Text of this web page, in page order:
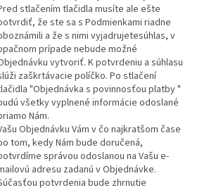
stlačením tlačidla musíte ale ešte
že ste sa s Podmienkami riadne
a že s nimi vyjadrujetesúhlas, v
prípade nebude možné
vytvoriť. K potvrdeniu a súhlasu
zaškrtávacie políčko. Po stlačení
"Objednávka s povinnosťou platby "
všetky vyplnené informácie odoslané
Nám.
Objednávku Vám v čo najkratšom čase
tom, kedy Nám bude doručená,
správou odoslanou na Vašu e-
adresu zadanú v Objednávke.
potvrdenia bude zhrnutie